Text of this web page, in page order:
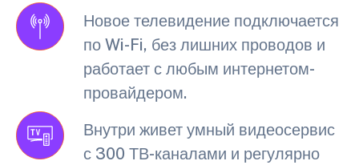
Новое телевидение подключается
по Wi-Fi, без лишних проводов и
работает с любым интернетом-
провайдером.
Внутри живет умный видеосервис
с 300 ТВ-каналами и регулярно